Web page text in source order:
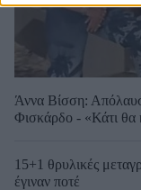
Άννα Βίσση:
Φισκάρδο - «Κάτι θα
15+1 θρυλικές
έγιναν ποτέ